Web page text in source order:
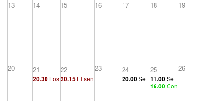
13 14 15 16 17 18 19
20 21
20.30 Los
22
20.15 El sen
23 24
20.00Se
25
11.00Se
minario
16.00Con
26